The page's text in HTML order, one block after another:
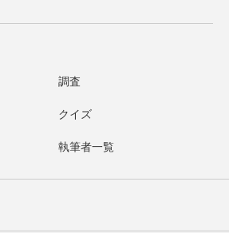
調査
クイズ
執筆者一覧